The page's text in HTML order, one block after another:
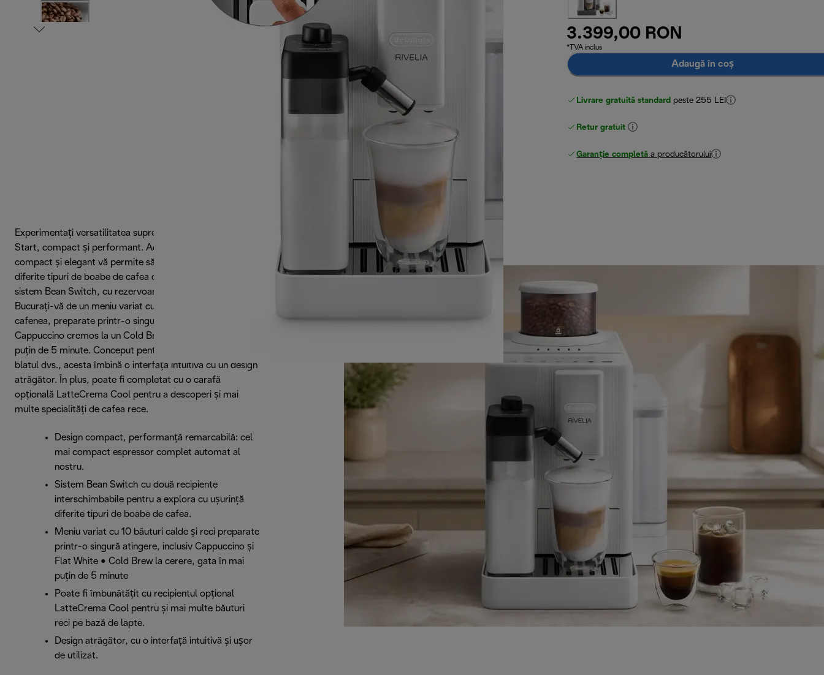
3.399,00 RON
*TVA inclus
Adaugă în coș
Livrare gratuită standard peste 255 LEI
Retur gratuit
Garanție completă a producătorului
Experimentați versatilitatea supremă a cafelei cu Rivelia
Start, compact și performant. Acest espressor automat
compact și elegant vă permite să explorați cu ușurință
diferite tipuri de boabe de cafea datorită inovatorului
sistem Bean Switch, cu rezervoare interschimbabile.
Bucurați-vă de un meniu variat cu 10 băuturi de calitate
cafenea, preparate printr-o singură atingere, de la un
Cappuccino cremos la un Cold Brew răcoritor gata în mai
puțin de 5 minute. Conceput pentru a se integra perfect pe
blatul dvs., acesta îmbină o interfață intuitivă cu un design
atrăgător. În plus, poate fi completat cu o carafă
opțională LatteCrema Cool pentru a descoperi și mai
multe specialități de cafea rece.
Design compact, performanță remarcabilă: cel
mai compact espressor complet automat al
nostru.
Sistem Bean Switch cu două recipiente
interschimbabile pentru a explora cu ușurință
diferite tipuri de boabe de cafea.
Meniu variat cu 10 băuturi calde și reci preparate
printr-o singură atingere, inclusiv Cappuccino și
Flat White • Cold Brew la cerere, gata în mai
puțin de 5 minute
Poate fi îmbunătățit cu recipientul opțional
LatteCrema Cool pentru și mai multe băuturi
reci pe bază de lapte.
Design atrăgător, cu o interfață intuitivă și ușor
de utilizat.